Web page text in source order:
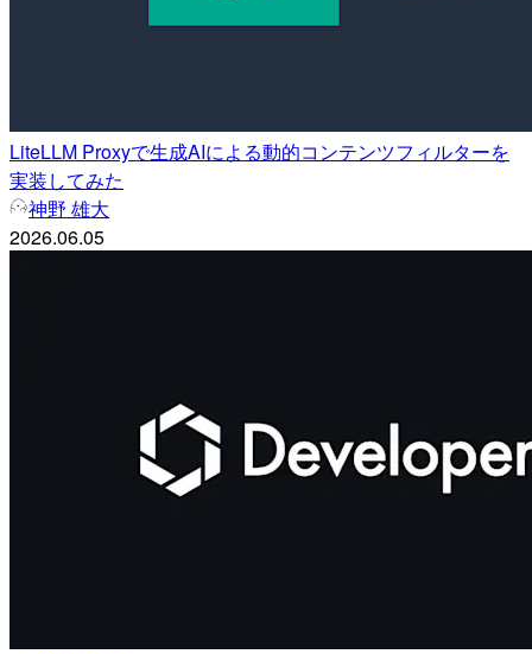
LiteLLM Proxyで生成AIによる動的コンテンツフィルターを
実装してみた
神野 雄大
2026.06.05